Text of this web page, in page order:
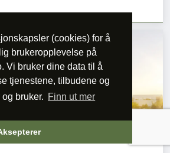
(cookies) for å
brukeropplevelse på
Vi bruker dine data til å
tjenestene, tilbudene og
bruker. Finn ut mer